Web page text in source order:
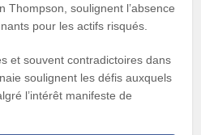
Thompson, soulignent l’absence
pour les actifs risqués.
et souvent contradictoires dans
soulignent les défis auxquels
l’intérêt manifeste de